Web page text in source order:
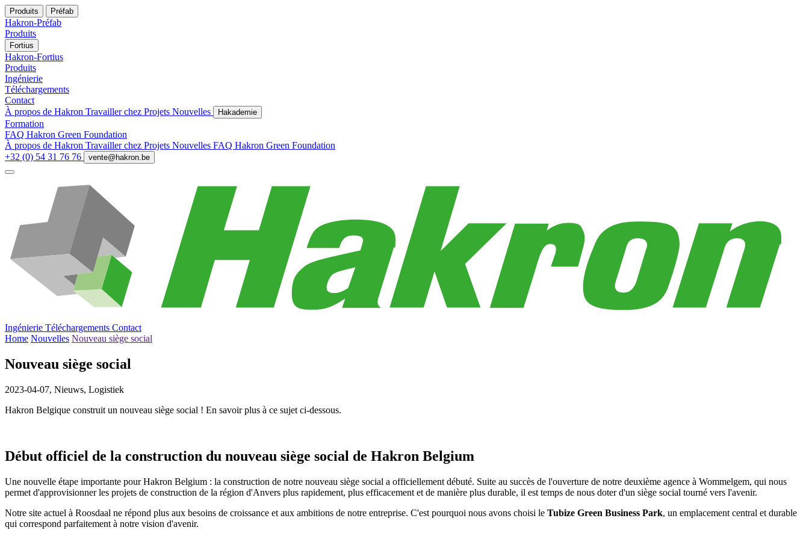
Produits Préfab
Hakron-Préfab
Produits
Fortius
Hakron-Fortius
Produits
Ingénierie
Téléchargements
Contact
À propos de Hakron Travailler chez Projets Nouvelles Hakademie
Formation
FAQ Hakron Green Foundation
À propos de Hakron Travailler chez Projets Nouvelles FAQ Hakron Green Foundation
+32 (0) 54 31 76 76
vente@hakron.be
Ingénierie Téléchargements Contact
Home Nouvelles Nouveau siège social
Nouveau siège social
2023-04-07, Nieuws, Logistiek
Hakron Belgique construit un nouveau siège social ! En savoir plus à ce sujet ci-dessous.
Début officiel de la construction du nouveau siège social de Hakron Belgium
Une nouvelle étape importante pour Hakron Belgium : la construction de notre nouveau siège social a officiellement débuté. Suite au succès de l'ouverture de notre deuxième agence à Wommelgem, qui nous
permet d'approvisionner les projets de construction de la région d'Anvers plus rapidement, plus efficacement et de manière plus durable, il est temps de nous doter d'un siège social tourné vers l'avenir.
Notre site actuel à Roosdaal ne répond plus aux besoins de croissance et aux ambitions de notre entreprise. C'est pourquoi nous avons choisi le Tubize Green Business Park, un emplacement central et durable
qui correspond parfaitement à notre vision d'avenir.